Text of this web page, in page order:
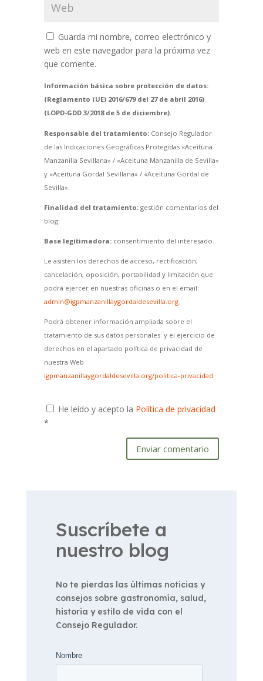
Guarda mi nombre, correo electrónico y
web en este navegador para la próxima vez
que comente.
Información básica sobre protección de datos:
(Reglamento (UE) 2016/679 del 27 de abril 2016)
(LOPD-GDD 3/2018 de 5 de diciembre).
Responsable del tratamiento:Consejo Regulador
de las Indicaciones Geográficas Protegidas «Aceituna
Manzanilla Sevillana» / «Aceituna Manzanilla de Sevilla»
y «Aceituna Gordal Sevillana» / «Aceituna Gordal de
Sevilla».
Finalidad del tratamiento:gestión comentarios del
blog.
Base legitimadora:consentimiento del interesado.
Le asisten los derechos de acceso, rectificación,
cancelación, oposición, portabilidad y limitación que
podrá ejercer en nuestras oficinas o en el email:
admin@igpmanzanillaygordaldesevilla.org
Podrá obtener información ampliada sobre el
tratamiento de sus datos personales y el ejercicio de
derechos en el apartado política de privacidad de
nuestra Web
igpmanzanillaygordaldesevilla.org/politica-privacidad
He leído y acepto la Política de privacidad
*
Enviar comentario
Suscríbete a
nuestro blog
No te pierdas las últimas noticias y
consejos sobre gastronomía, salud,
historia y estilo de vida con el
Consejo Regulador.